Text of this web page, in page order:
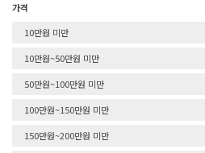
가격
10만원 미만
10만원~50만원 미만
50만원~100만원 미만
100만원~150만원 미만
150만원~200만원 미만